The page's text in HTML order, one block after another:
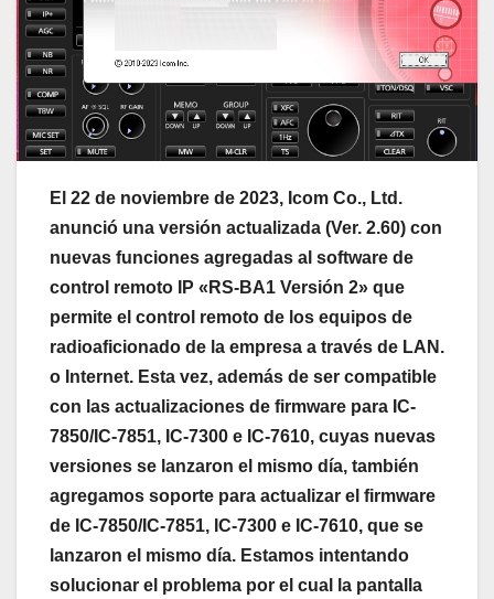
El 22 de noviembre de 2023, Icom Co., Ltd.
anunció una versión actualizada (Ver. 2.60) con
nuevas funciones agregadas al software de
control remoto IP «RS-BA1 Versión 2» que
permite el control remoto de los equipos de
radioaficionado de la empresa a través de LAN.
o Internet. Esta vez, además de ser compatible
con las actualizaciones de firmware para IC-
7850/IC-7851, IC-7300 e IC-7610, cuyas nuevas
versiones se lanzaron el mismo día, también
agregamos soporte para actualizar el firmware
de IC-7850/IC-7851, IC-7300 e IC-7610, que se
lanzaron el mismo día. Estamos intentando
solucionar el problema por el cual la pantalla